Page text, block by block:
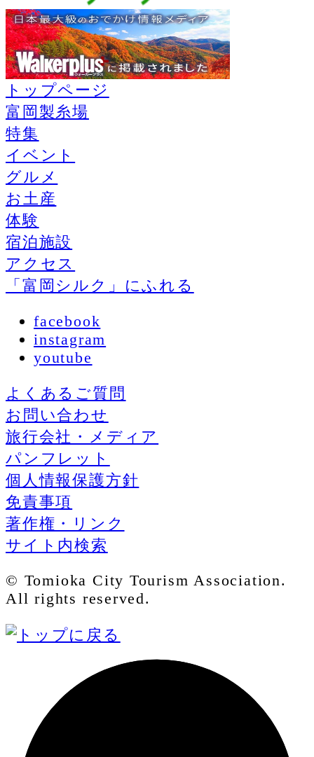
トップページ
富岡製糸場
特集
イベント
グルメ
お土産
体験
宿泊施設
アクセス
「富岡シルク」にふれる
facebook
instagram
youtube
よくあるご質問
お問い合わせ
旅行会社・メディア
パンフレット
個人情報保護方針
免責事項
著作権・リンク
サイト内検索
© Tomioka City Tourism Association.
All rights reserved.